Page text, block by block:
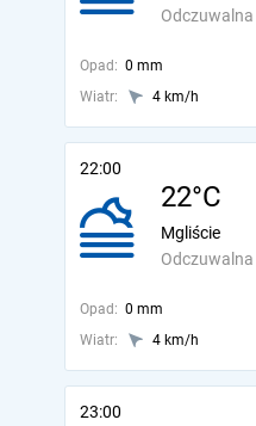
Odczuwalna
Opad: 0 mm
Wiatr:
4 km/h
22:00
22°C
Odczuwalna
Mgliście
Opad: 0 mm
Wiatr:
4 km/h
23:00